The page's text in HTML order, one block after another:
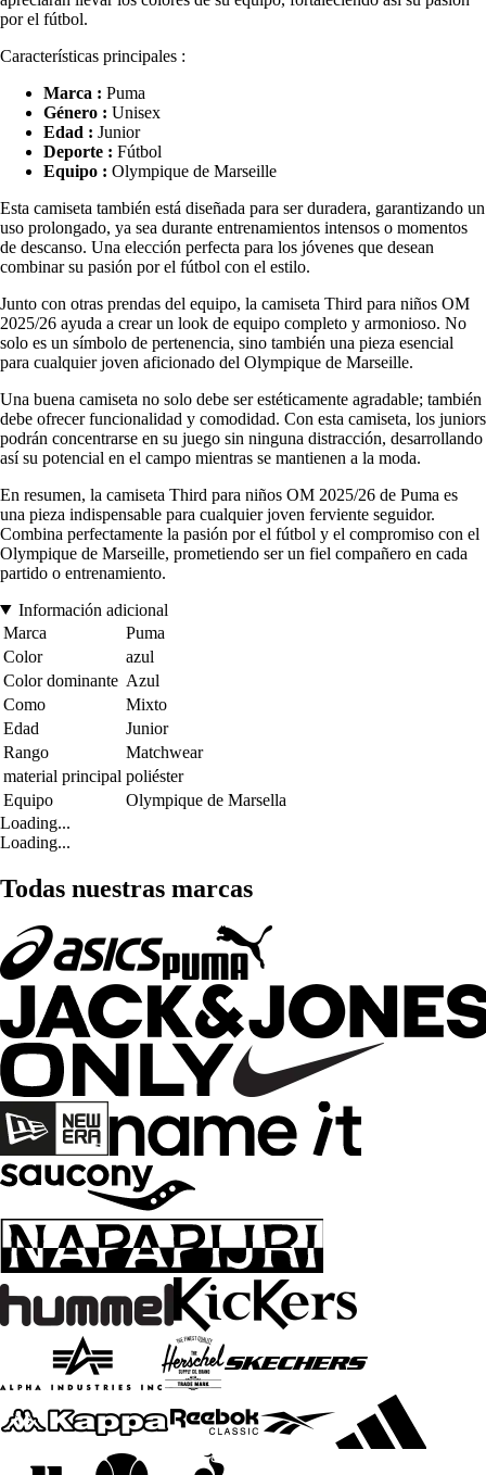
por el fútbol.
Características principales :
Marca : Puma
Género : Unisex
Edad : Junior
Deporte : Fútbol
Equipo : Olympique de Marseille
Esta camiseta también está diseñada para ser duradera, garantizando un
uso prolongado, ya sea durante entrenamientos intensos o momentos
de descanso. Una elección perfecta para los jóvenes que desean
combinar su pasión por el fútbol con el estilo.
Junto con otras prendas del equipo, la camiseta Third para niños OM
2025/26 ayuda a crear un look de equipo completo y armonioso. No
solo es un símbolo de pertenencia, sino también una pieza esencial
para cualquier joven aficionado del Olympique de Marseille.
Una buena camiseta no solo debe ser estéticamente agradable; también
debe ofrecer funcionalidad y comodidad. Con esta camiseta, los juniors
podrán concentrarse en su juego sin ninguna distracción, desarrollando
así su potencial en el campo mientras se mantienen a la moda.
En resumen, la camiseta Third para niños OM 2025/26 de Puma es
una pieza indispensable para cualquier joven ferviente seguidor.
Combina perfectamente la pasión por el fútbol y el compromiso con el
Olympique de Marseille, prometiendo ser un fiel compañero en cada
partido o entrenamiento.
Información adicional
Marca
Puma
Color
azul
Color dominante Azul
Como
Mixto
Edad
Junior
Rango
Matchwear
material principal poliéster
Equipo
Olympique de Marsella
Loading...
Loading...
Todas nuestras marcas